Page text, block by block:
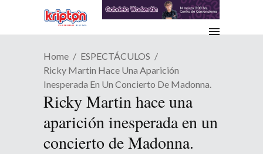
Home
ESPECTÁCULOS
Ricky Martin Hace Una Aparición
Inesperada En Un Concierto De Madonna.
Ricky Martin hace una
aparición inesperada en un
concierto de Madonna.